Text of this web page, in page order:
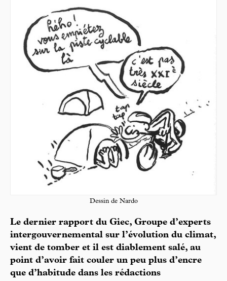
Dessin de Nardo
Le dernier rapport du Giec, Groupe d’experts
intergouvernemental sur l’évolution du climat,
vient de tomber et il est diablement salé, au
point d’avoir fait couler un peu plus d’encre
que d’habitude dans les rédactions